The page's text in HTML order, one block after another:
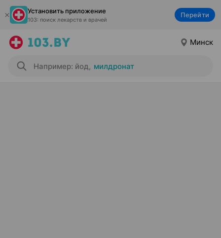
Установить приложение
103: поиск лекарств и врачей
Перейти
Минск
Например: йод, милдронат